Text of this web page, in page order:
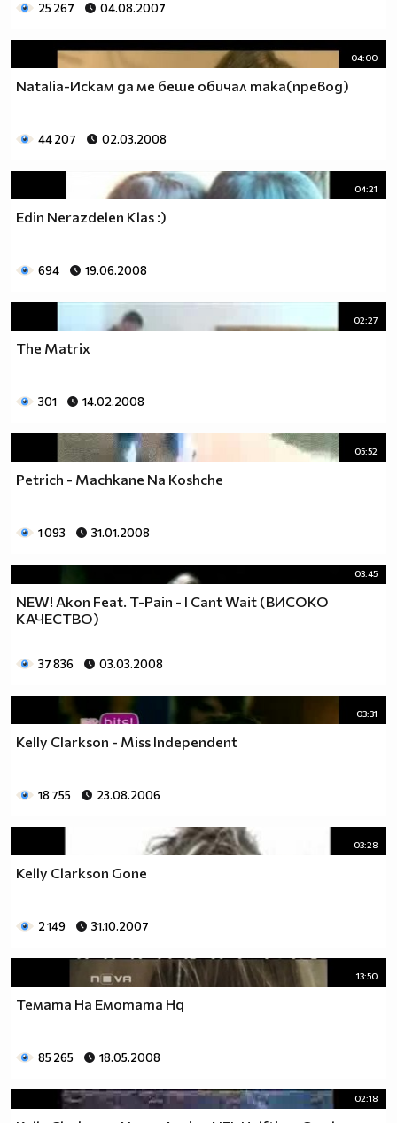
25 267 04.08.2007
04:00
Natalia-Искам да ме беше обичал така(превод)
44 207 02.03.2008
04:21
Edin Nerazdelen Klas :)
694 19.06.2008
02:27
The Matrix
301 14.02.2008
05:52
Petrich - Machkane Na Koshche
1 093 31.01.2008
03:45
NEW! Akon Feat. T-Pain - I Cant Wait (ВИСОКО
КАЧЕСТВО)
37 836 03.03.2008
03:31
Kelly Clarkson - Miss Independent
18 755 23.08.2006
03:28
Kelly Clarkson Gone
2 149 31.10.2007
13:50
Темата На Емотата Hq
85 265 18.05.2008
02:18